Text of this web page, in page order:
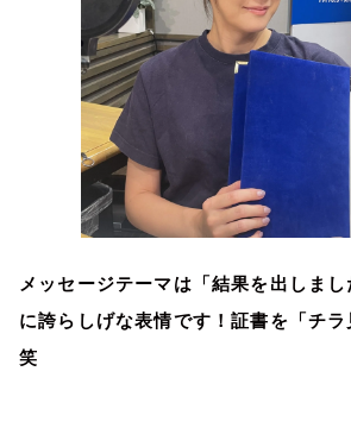
メッセージテーマは「結果を出しま
に誇らしげな表情です！証書を「チ
笑